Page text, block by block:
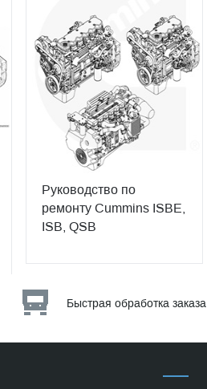
Руководство по
ремонту Cummins ISBE,
ISB, QSB
Быстрая обработка заказа